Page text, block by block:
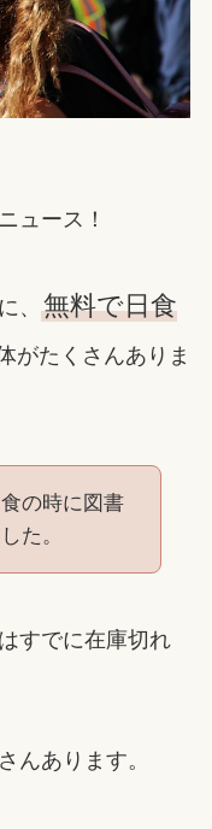
ュース！
、 無料で日食
がたくさんありま
の時に図書
た。
すでに在庫切れ
んあります。